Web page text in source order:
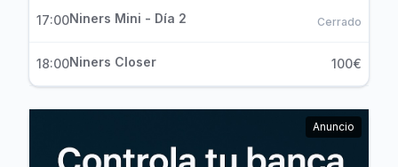
17:00Niners Mini - Día 2 Cerrado
18:00Niners Closer 100€
Anuncio